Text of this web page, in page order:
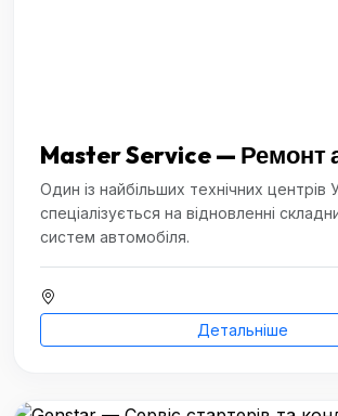
Master Service — Ремонт
Один із найбільших технічних центрів
спеціалізується на відновленні
систем автомобіля.
Детальніше